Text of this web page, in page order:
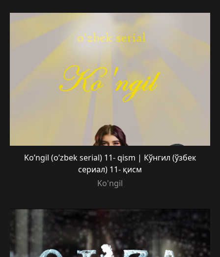
Ko’ngil (o’zbek serial) 11- qism | Кўнгил (ўзбек
сериал) 11- қисм
Ko'ngil